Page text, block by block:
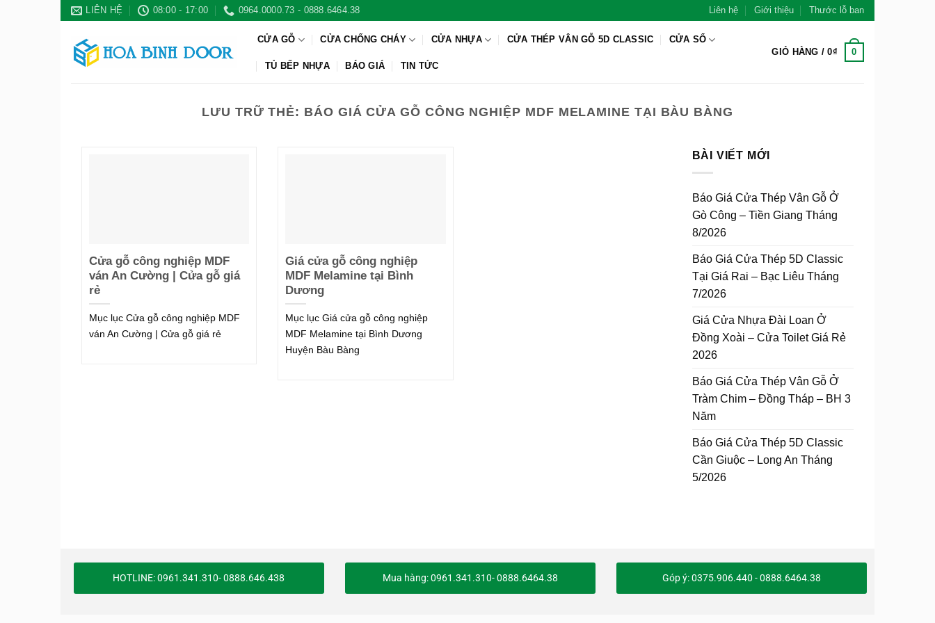
Bỏ
dung
LIÊN HỆ 08:00 - 17:00 0964.0000.73 - 0888.6464.38 Liên hệ Giới thiệu Thước lỗ ban
CỬA GỖ CỬA CHỐNG CHÁY CỬA NHỰA CỬA THÉP VÂN GỖ 5D CLASSIC CỬA SỔ
TỦ BẾP NHỰA BÁO GIÁ TIN TỨC
GIỎ HÀNG /0₫ 0
LƯU TRỮ THẺ: BÁO GIÁ CỬA GỖ CÔNG NGHIỆP MDF MELAMINE TẠI BÀU BÀNG
Cửa gỗ công nghiệp MDF
ván An Cường | Cửa gỗ giá
rẻ
Mục lục Cửa gỗ công nghiệp MDF
ván An Cường | Cửa gỗ giá rẻ
Giá cửa gỗ công nghiệp
MDF Melamine tại Bình
Dương
Mục lục Giá cửa gỗ công nghiệp
MDF Melamine tại Bình Dương
Huyện Bàu Bàng
BÀI VIẾT MỚI
Báo Giá Cửa Thép Vân Gỗ Ở
Gò Công – Tiền Giang Tháng
8/2026
Báo Giá Cửa Thép 5D Classic
Tại Giá Rai – Bạc Liêu Tháng
7/2026
Giá Cửa Nhựa Đài Loan Ở
Đồng Xoài – Cửa Toilet Giá Rẻ
2026
Báo Giá Cửa Thép Vân Gỗ Ở
Tràm Chim – Đồng Tháp – BH 3
Năm
Báo Giá Cửa Thép 5D Classic
Cần Giuộc – Long An Tháng
5/2026
HOTLINE: 0961.341.310- 0888.646.438 Mua hàng: 0961.341.310- 0888.6464.38 Góp ý: 0375.906.440 - 0888.6464.38